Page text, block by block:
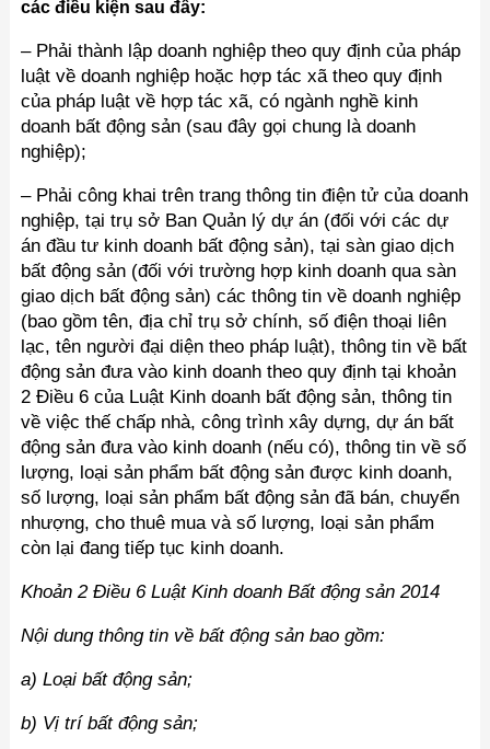
các điều kiện sau đây:
– Phải thành lập doanh nghiệp theo quy định của pháp
luật về doanh nghiệp hoặc hợp tác xã theo quy định
của pháp luật về hợp tác xã, có ngành nghề kinh
doanh bất động sản (sau đây gọi chung là doanh
nghiệp);
– Phải công khai trên trang thông tin điện tử của doanh
nghiệp, tại trụ sở Ban Quản lý dự án (đối với các dự
án đầu tư kinh doanh bất động sản), tại sàn giao dịch
bất động sản (đối với trường hợp kinh doanh qua sàn
giao dịch bất động sản) các thông tin về doanh nghiệp
(bao gồm tên, địa chỉ trụ sở chính, số điện thoại liên
lạc, tên người đại diện theo pháp luật), thông tin về bất
động sản đưa vào kinh doanh theo quy định tại khoản
2 Điều 6 của Luật Kinh doanh bất động sản, thông tin
về việc thế chấp nhà, công trình xây dựng, dự án bất
động sản đưa vào kinh doanh (nếu có), thông tin về số
lượng, loại sản phẩm bất động sản được kinh doanh,
số lượng, loại sản phẩm bất động sản đã bán, chuyển
nhượng, cho thuê mua và số lượng, loại sản phẩm
còn lại đang tiếp tục kinh doanh.
Khoản 2 Điều 6Luật Kinh doanh Bất động sản 2014
Nội dung thông tin về bất động sản bao gồm:
a) Loại bất động sản;
b) Vị trí bất động sản;